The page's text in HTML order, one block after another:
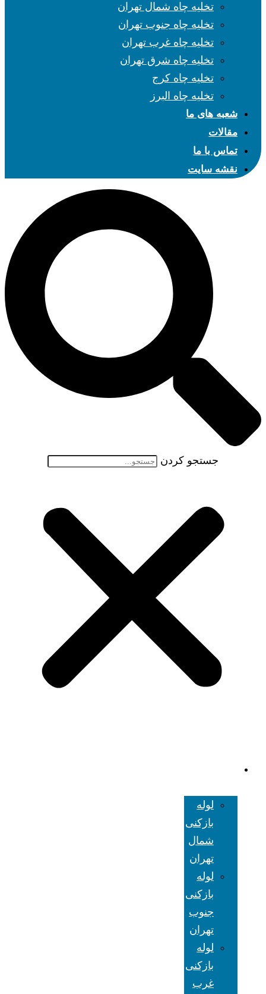
تخلیه چاه شمال تهران
تخلیه چاه جنوب تهران
تخلیه چاه غرب تهران
تخلیه چاه شرق تهران
تخلیه چاه کرج
تخلیه چاه البرز
شعبه های ما
مقالات
تماس با ما
نقشه سایت
جستجو کردن
لوله
بازکنی
شمال
تهران
لوله
بازکنی
جنوب
تهران
لوله
بازکنی
غرب